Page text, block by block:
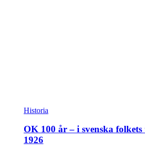
Historia
OK 100 år – i svenska
1926